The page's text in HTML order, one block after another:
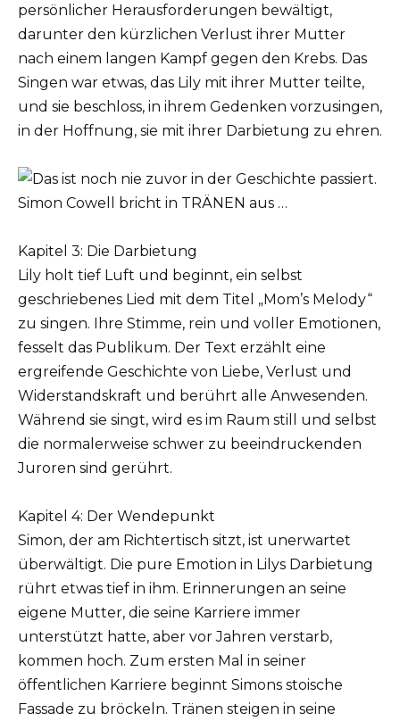
persönlicher Herausforderungen bewältigt,
darunter den kürzlichen Verlust ihrer Mutter
nach einem langen Kampf gegen den Krebs. Das
Singen war etwas, das Lily mit ihrer Mutter teilte,
und sie beschloss, in ihrem Gedenken vorzusingen,
in der Hoffnung, sie mit ihrer Darbietung zu ehren.
Kapitel 3: Die Darbietung
Lily holt tief Luft und beginnt, ein selbst
geschriebenes Lied mit dem Titel „Mom’s Melody“
zu singen. Ihre Stimme, rein und voller Emotionen,
fesselt das Publikum. Der Text erzählt eine
ergreifende Geschichte von Liebe, Verlust und
Widerstandskraft und berührt alle Anwesenden.
Während sie singt, wird es im Raum still und selbst
die normalerweise schwer zu beeindruckenden
Juroren sind gerührt.
Kapitel 4: Der Wendepunkt
Simon, der am Richtertisch sitzt, ist unerwartet
überwältigt. Die pure Emotion in Lilys Darbietung
rührt etwas tief in ihm. Erinnerungen an seine
eigene Mutter, die seine Karriere immer
unterstützt hatte, aber vor Jahren verstarb,
kommen hoch. Zum ersten Mal in seiner
öffentlichen Karriere beginnt Simons stoische
Fassade zu bröckeln. Tränen steigen in seine